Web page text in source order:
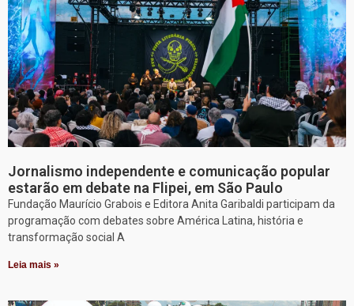
Jornalismo independente e comunicação popular
estarão em debate na Flipei, em São Paulo
Fundação Maurício Grabois e Editora Anita Garibaldi participam da
programação com debates sobre América Latina, história e
transformação social A
Leia mais »